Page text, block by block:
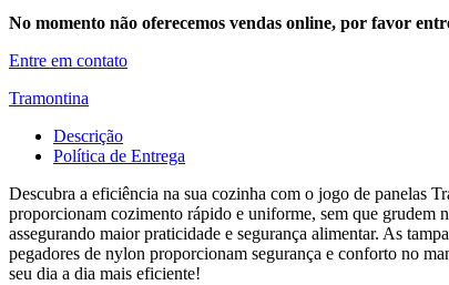
No momento não oferecemos vendas online, por favor
Entre em contato
Tramontina
Descrição
Política de Entrega
Descubra a eficiência na sua cozinha com o jogo de panelas
proporcionam cozimento rápido e uniforme, sem que grudem
assegurando maior praticidade e segurança alimentar. As
pegadores de nylon proporcionam segurança e conforto no
seu dia a dia mais eficiente!